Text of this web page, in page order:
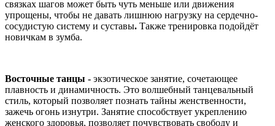
связках шагов может быть чуть меньше или движения
упрощены, чтобы не давать лишнюю нагрузку на сердечно-
сосудистую систему и суставы. Также тренировка подойдёт
новичкам в зумба.
Восточные танцы - экзотическое занятие, сочетающее
плавность и динамичность. Это волшебный танцевальный
стиль, который позволяет познать тайны женственности,
зажечь огонь изнутри. Занятие способствует укреплению
женского здоровья, позволяет почувствовать свободу и